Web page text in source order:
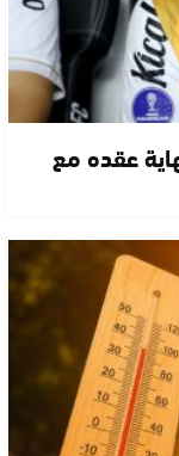
عقده مع